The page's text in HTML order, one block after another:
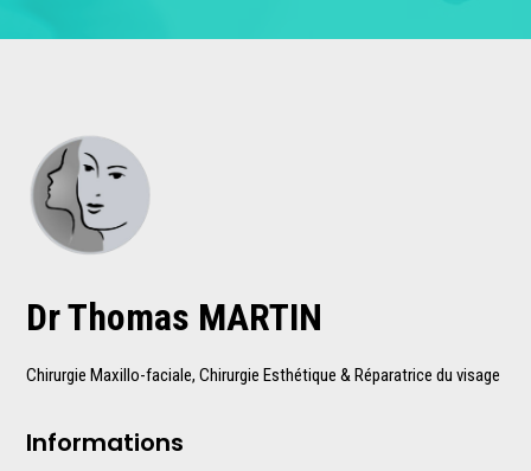
Dr Thomas MARTIN
Chirurgie Maxillo-faciale, Chirurgie Esthétique & Réparatrice du visage
Informations